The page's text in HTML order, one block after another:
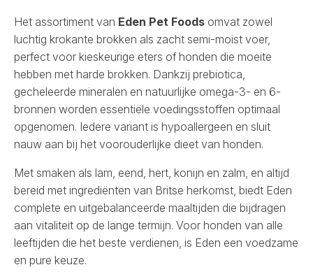
Het assortiment van Eden Pet Foods omvat zowel
luchtig krokante brokken als zacht semi-moist voer,
perfect voor kieskeurige eters of honden die moeite
hebben met harde brokken. Dankzij prebiotica,
gecheleerde mineralen en natuurlijke omega-3- en 6-
bronnen worden essentiële voedingsstoffen optimaal
opgenomen. Iedere variant is hypoallergeen en sluit
nauw aan bij het voorouderlijke dieet van honden.
Met smaken als lam, eend, hert, konijn en zalm, en altijd
bereid met ingrediënten van Britse herkomst, biedt Eden
complete en uitgebalanceerde maaltijden die bijdragen
aan vitaliteit op de lange termijn. Voor honden van alle
leeftijden die het beste verdienen, is Eden een voedzame
en pure keuze.